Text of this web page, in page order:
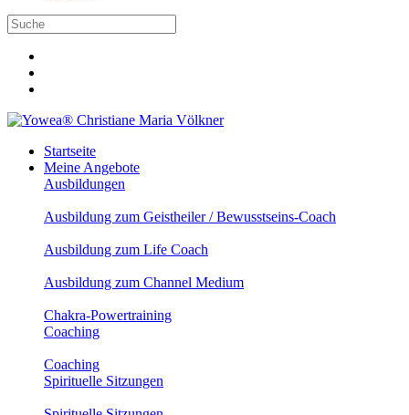
Startseite
Meine Angebote
Ausbildungen
Ausbildung zum Geistheiler / Bewusstseins-Coach
Ausbildung zum Life Coach
Ausbildung zum Channel Medium
Chakra-Powertraining
Coaching
Coaching
Spirituelle Sitzungen